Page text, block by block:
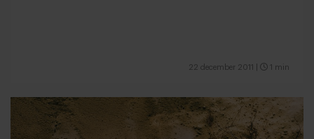
22 december 2011 1 min